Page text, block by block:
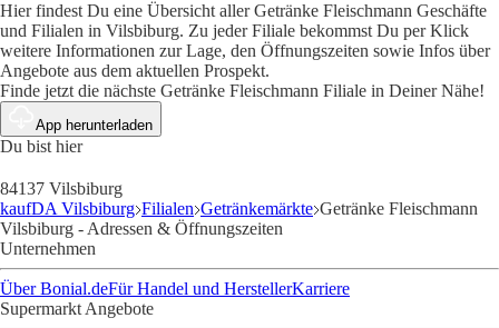
Hier findest Du eine Übersicht aller Getränke Fleischmann Geschäfte
und Filialen in Vilsbiburg. Zu jeder Filiale bekommst Du per Klick
weitere Informationen zur Lage, den Öffnungszeiten sowie Infos über
Angebote aus dem aktuellen Prospekt.
Finde jetzt die nächste Getränke Fleischmann Filiale in Deiner Nähe!
App herunterladen
Du bist hier
84137 Vilsbiburg
kaufDA Vilsbiburg Filialen Getränkemärkte Getränke Fleischmann
Vilsbiburg - Adressen & Öffnungszeiten
Unternehmen
Über Bonial.deFür Handel und HerstellerKarriere
Supermarkt Angebote